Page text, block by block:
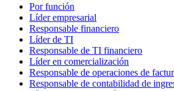
Por función
Líder empresarial
Responsable financiero
Líder de TI
Responsable de TI financiero
Líder en comercialización
Responsable de operaciones de
Responsable de contabilidad de